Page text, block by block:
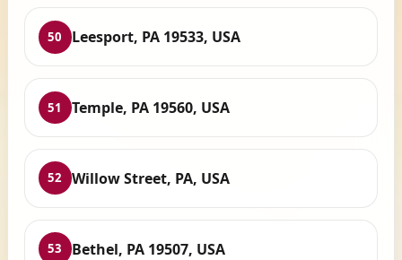
50 Leesport, PA 19533, USA
51 Temple, PA 19560, USA
52 Willow Street, PA, USA
53 Bethel, PA 19507, USA